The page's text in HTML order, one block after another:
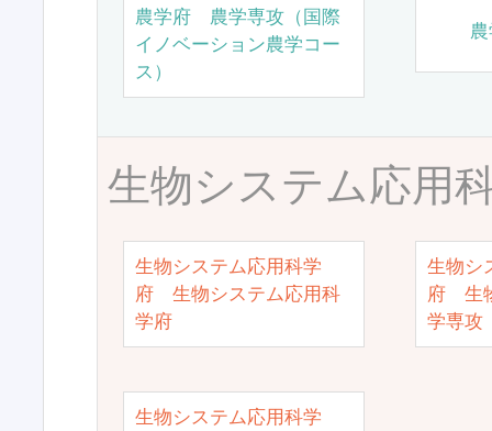
農学府 農学専攻（国際
イノベーション農学コー
ス）
生物システム応用
生物システム応用科学
府 生物システム応用科
学府
生物シ
府 生
学専攻
生物システム応用科学